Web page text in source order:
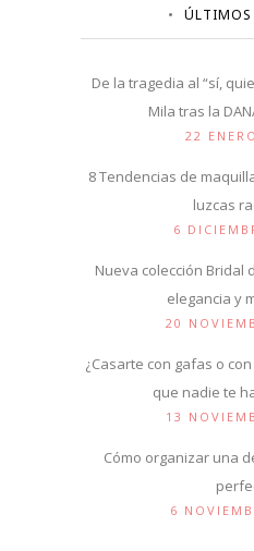
ÚLTIMOS
De la tragedia al “sí,
Mila tras la
22
8 Tendencias de
luzcas
6
Nueva colección Bridal
elegancia y
20
¿Casarte con gafas o
que nadie te
13
Cómo organizar una
6